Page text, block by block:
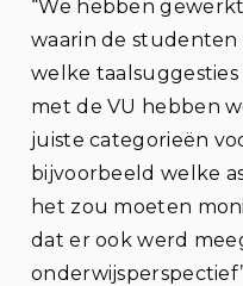
“We hebben
waarin de
welke
met de VU hebben
juiste categorieën
bijvoorbeeld welke
het zou moeten
dat er ook werd